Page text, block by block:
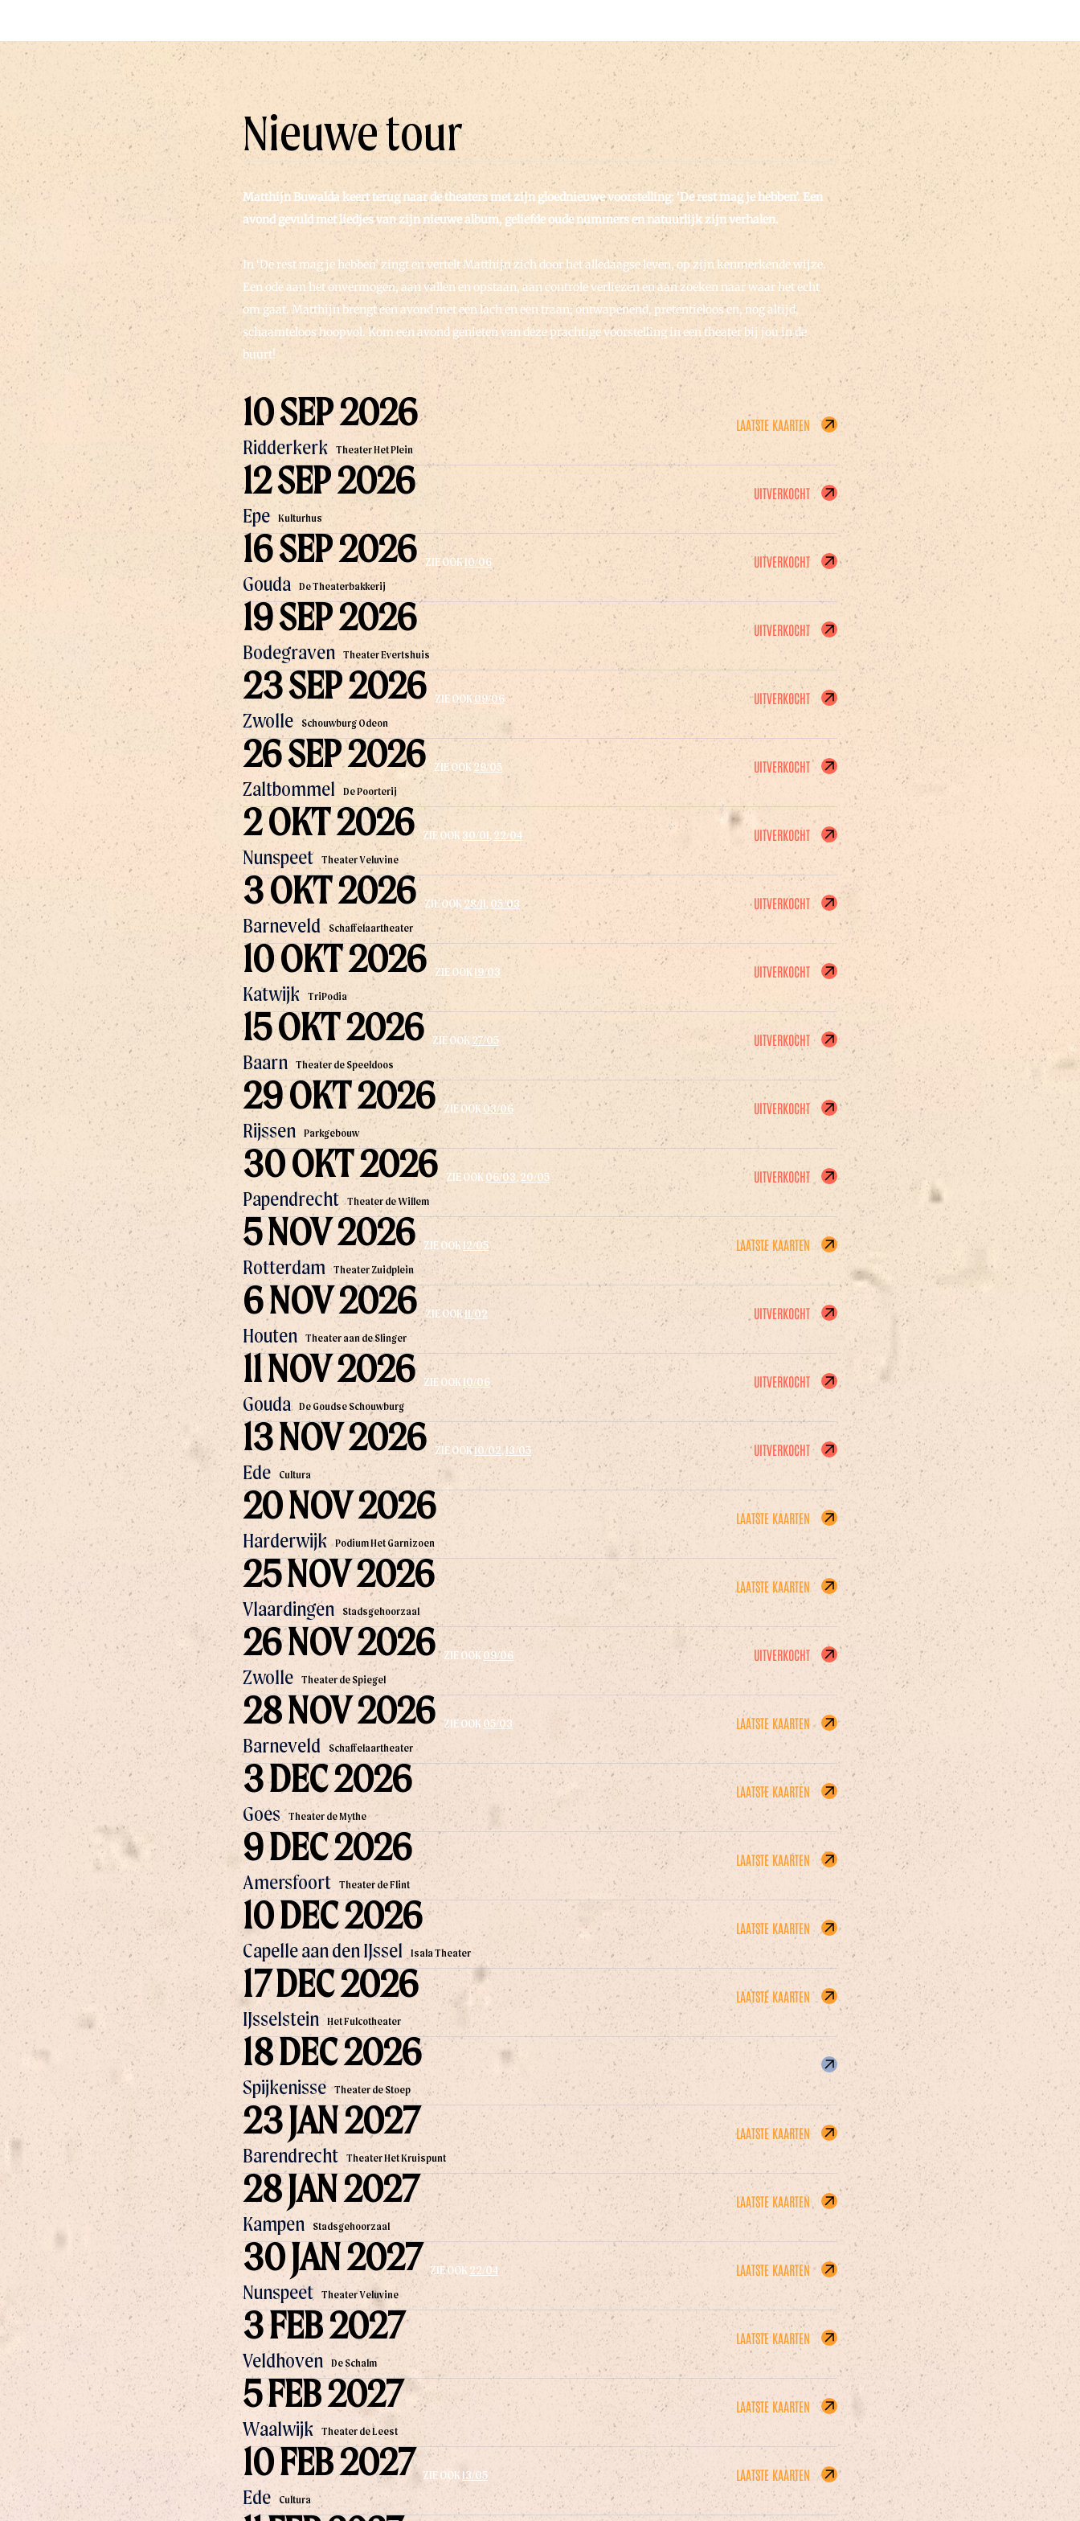
Nieuwe tour
Matthijn Buwalda keert terug naar de theaters met zijn gloednieuwe voorstelling: ‘De rest mag je hebben’. Een
avond gevuld met liedjes van zijn nieuwe album, geliefde oude nummers en natuurlijk zijn verhalen.
In ‘De rest mag je hebben’ zingt en vertelt Matthijn zich door het alledaagse leven, op zijn kenmerkende wijze.
Een ode aan het onvermogen, aan vallen en opstaan, aan controle verliezen en aan zoeken naar waar het echt
om gaat. Matthijn brengt een avond met een lach en een traan; ontwapenend, pretentieloos en, nog altijd,
schaamteloos hoopvol. Kom een avond genieten van deze prachtige voorstelling in een theater bij jou in de
buurt!
LAATSTE KAARTEN
Ridderkerk Theater Het Plein
10 SEP 2026
UITVERKOCHT
Epe Kulturhus
12 SEP 2026
UITVERKOCHT
Gouda De Theaterbakkerij
ZIE OOK10/06
16 SEP 2026
UITVERKOCHT
Bodegraven Theater Evertshuis
19 SEP 2026
UITVERKOCHT
Zwolle Schouwburg Odeon
ZIE OOK09/06
23 SEP 2026
UITVERKOCHT
Zaltbommel De Poorterij
ZIE OOK 29/05
26 SEP 2026
UITVERKOCHT
Nunspeet Theater Veluvine
ZIE OOK 30/01,22/04
2 OKT 2026
UITVERKOCHT
Barneveld Schaffelaartheater
ZIE OOK28/11, 05/03
3 OKT 2026
UITVERKOCHT
Katwijk TriPodia
ZIE OOK 19/03
10 OKT 2026
UITVERKOCHT
Baarn Theater de Speeldoos
ZIE OOK 27/05
15 OKT 2026
UITVERKOCHT
Rijssen Parkgebouw
ZIE OOK03/06
29 OKT 2026
UITVERKOCHT
Papendrecht Theater de Willem
ZIE OOK 06/03,20/05
30 OKT 2026
LAATSTE KAARTEN
Rotterdam Theater Zuidplein
ZIE OOK 12/05
5 NOV 2026
UITVERKOCHT
Houten Theater aan de Slinger
ZIE OOK11/02
6 NOV 2026
UITVERKOCHT
Gouda De Goudse Schouwburg
ZIE OOK 10/06
11 NOV 2026
UITVERKOCHT
Ede Cultura
ZIE OOK10/02,13/05
13 NOV 2026
LAATSTE KAARTEN
Harderwijk Podium Het Garnizoen
20 NOV 2026
LAATSTE KAARTEN
Vlaardingen Stadsgehoorzaal
25 NOV 2026
UITVERKOCHT
Zwolle Theater de Spiegel
ZIE OOK 09/06
26 NOV 2026
LAATSTE KAARTEN
Barneveld Schaffelaartheater
ZIE OOK 05/03
28 NOV 2026
LAATSTE KAARTEN
Goes Theater de Mythe
3 DEC 2026
LAATSTE KAARTEN
Amersfoort Theater de Flint
9 DEC 2026
LAATSTE KAARTEN
Capelle aan den IJssel Isala Theater
10 DEC 2026
LAATSTE KAARTEN
IJsselstein Het Fulcotheater
17 DEC 2026
Spijkenisse Theater de Stoep
18 DEC 2026
LAATSTE KAARTEN
Barendrecht Theater Het Kruispunt
23 JAN 2027
LAATSTE KAARTEN
Kampen Stadsgehoorzaal
28 JAN 2027
LAATSTE KAARTEN
Nunspeet Theater Veluvine
ZIE OOK 22/04
30 JAN 2027
LAATSTE KAARTEN
Veldhoven De Schalm
3 FEB 2027
LAATSTE KAARTEN
Waalwijk Theater de Leest
5 FEB 2027
LAATSTE KAARTEN
Ede Cultura
ZIE OOK 13/05
10 FEB 2027